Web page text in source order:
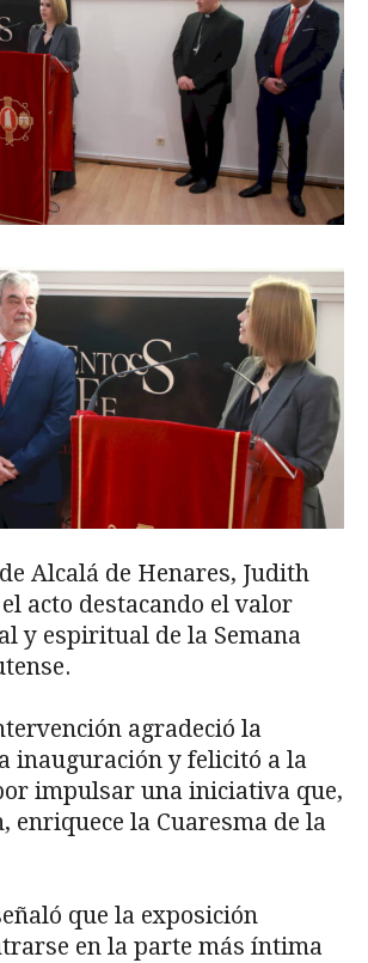
Alcalá de Henares, Judith
acto destacando el valor
y espiritual de la Semana
agradeció la
inauguración y felicitó a la
impulsar una iniciativa que,
enriquece la Cuaresma de la
que la exposición
en la parte más íntima